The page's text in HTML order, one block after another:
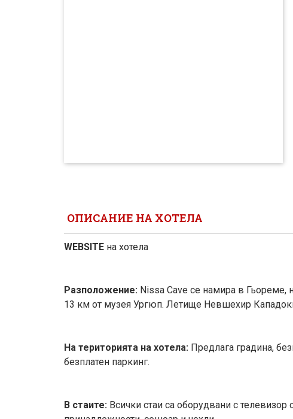
ОПИСАНИЕ НА ХОТЕЛА
WEBSITE на хотела
Разположение: Nissa Cave се намира в Гьореме,
13 км от музея Ургюп. Летище Невшехир
На територията на хотела: Предлага градина,
безплатен паркинг.
В стаите: Всички стаи са оборудвани с